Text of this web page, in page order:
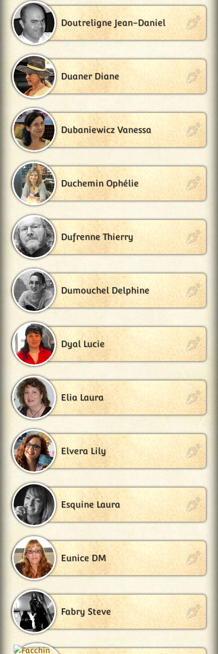
Doutreligne Jean-Daniel
Duaner Diane
Dubaniewicz Vanessa
Duchemin Ophélie
Dufrenne Thierry
Dumouchel Delphine
Dyal Lucie
Elia Laura
Elvera Lily
Esquine Laura
Eunice DM
Fabry Steve